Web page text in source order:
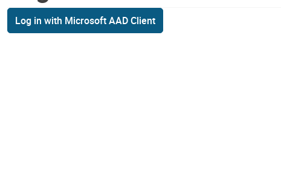
Log in with Microsoft AAD Client